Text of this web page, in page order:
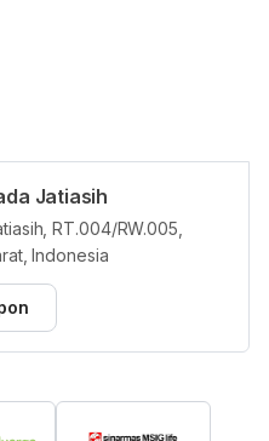
Jatiasih
RT.004/RW.005,
Indonesia
HHG wajib
dalam jaringan secara
tim Layanan kami akan
dengan penyedia